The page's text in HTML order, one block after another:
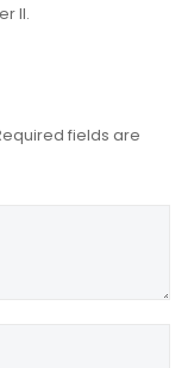
II.
fields are